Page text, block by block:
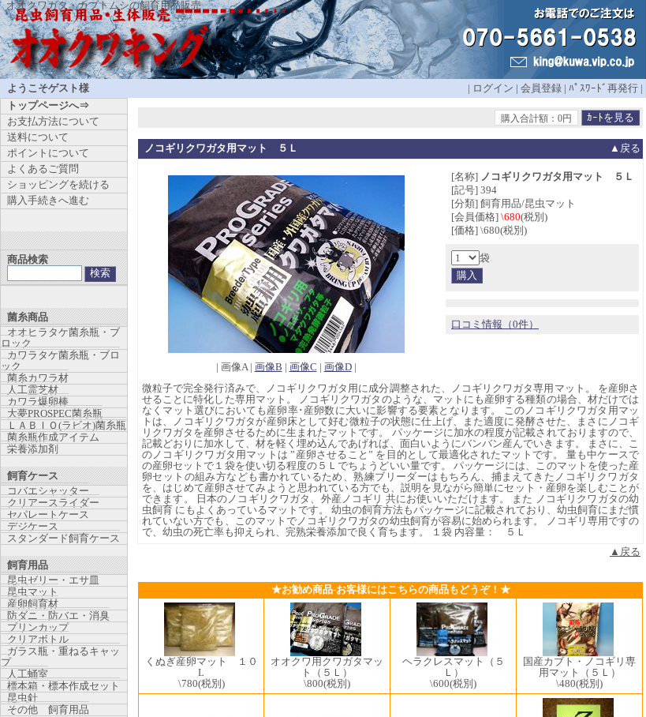
オオクワガタ・カブトムシの飼育用品販売
ようこそゲスト様 | ログイン | 会員登録 | ﾊﾟｽﾜｰﾄﾞ再発行 |
購入合計額：0円
ノコギリクワガタ用マット ５Ｌ ▲戻る
| 画像A | 画像B | 画像C | 画像D|
[名称] ノコギリクワガタ用マット ５Ｌ
[記号] 394
[分類] 飼育用品/昆虫マット
[会員価格] \680(税別)
[価格] \680(税別)
袋
口コミ情報（0件）
微粒子で完全発行済みで、ノコギリクワガタ用に成分調整された、ノコギリクワガタ専用マット。 を産卵さ
せることに特化した専用マット。 ノコギリクワガタのような、マットにも産卵する種類の場合、材だけでは
なくマット選びにおいても産卵率･産卵数に大いに影響する要素となります。 このノコギリクワガタ用マッ
トは、ノコギリクワガタが産卵床として好む微粒子の状態に仕上げ、また適度に発酵させた、まさにノコギ
リクワガタを産卵させるために生まれたマットです。 パッケージに加水の程度が記載されておりますので、
記載どおりに加水して、材を軽く埋め込んであげれば、面白いようにバンバン産んでいきます。 まさに、こ
のノコギリクワガタ用マットは ”産卵させること” を目的として最適化されたマットです。 量も中ケースで
の産卵セットで１袋を使い切る程度の５Ｌでちょうどいい量です。 パッケージには、このマットを使った産
卵セットの組み方なども書かれているため、熟練ブリーダーはもちろん、捕まえてきたノコギリクワガタ
を、はじめて産卵させてみようと思われている方でも、説明を見ながら簡単にセット・産卵を楽しむことが
できます。 日本のノコギリクワガタ、外産ノコギリ 共にお使いいただけます。 また ノコギリクワガタの幼
虫飼育 にもよくあっているマットです。 幼虫の飼育方法もパッケージに記載されており、幼虫飼育にまだ慣
れていない方でも、このマットでノコギリクワガタの幼虫飼育が容易に始められます。 ノコギリ専用ですの
で、幼虫の死亡率も抑えられ、完熟栄養添加で良く育ちます。 １袋 内容量： ５Ｌ
▲戻る
★お勧め商品-お客様にはこちらの商品もどうぞ！★
くぬぎ産卵マット １０
L
\780(税別)
オオクワ用クワガタマッ
ト（５Ｌ）
\800(税別)
ヘラクレスマット（５
Ｌ）
\600(税別)
国産カブト・ノコギリ専
用マット（５Ｌ）
\480(税別)
トップページへ⇒
お支払方法について
送料について
ポイントについて
よくあるご質問
ショッピングを続ける
購入手続きへ進む
商品検索
菌糸商品
オオヒラタケ菌糸瓶・ブ
ロック
カワラタケ菌糸瓶・ブロ
ック
菌糸カワラ材
人工霊芝材
カワラ爆卵棒
大夢PROSPEC菌糸瓶
ＬＡＢＩＯ(ラビオ)菌糸瓶
菌糸瓶作成アイテム
栄養添加剤
飼育ケース
コバエシャッター
クリアースライダー
セパレートケース
デジケース
スタンダード飼育ケース
飼育用品
昆虫ゼリー・エサ皿
昆虫マット
産卵飼育材
防ダニ・防バエ・消臭
プリンカップ
クリアボトル
ガラス瓶・重ねるキャッ
プ
人工蛹室
標本箱・標本作成セット
昆虫針
その他 飼育用品